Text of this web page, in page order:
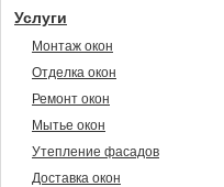
Услуги
Монтаж окон
Отделка окон
Ремонт окон
Мытье окон
Утепление фасадов
Доставка окон